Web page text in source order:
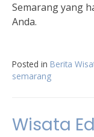
Semarang yang
Anda.
Posted in Berita
semarang
Wisata